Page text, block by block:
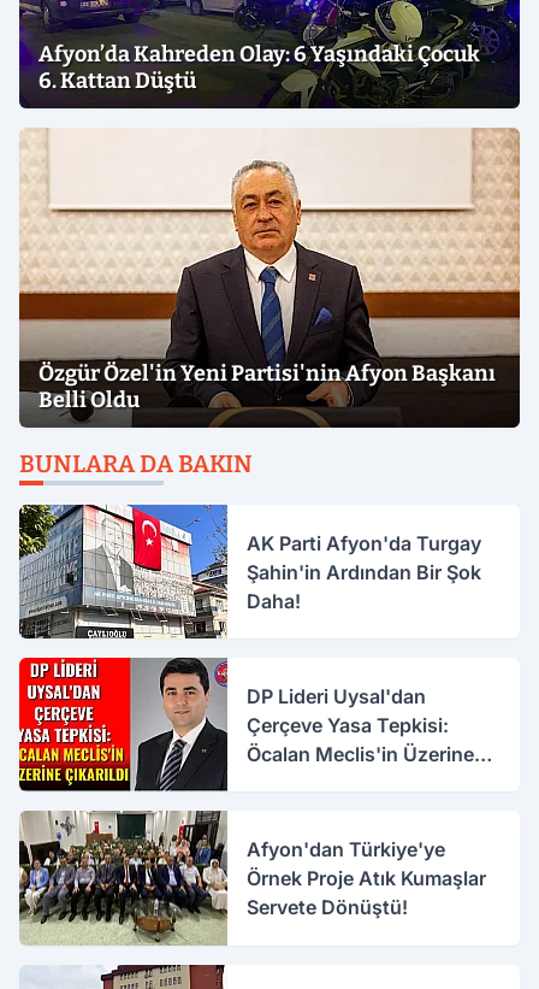
Afyon’da Kahreden Olay: 6 Yaşındaki Çocuk
6. Kattan Düştü
Özgür Özel'in Yeni Partisi'nin Afyon Başkanı
Belli Oldu
BUNLARA DA BAKIN
AK Parti Afyon'da Turgay
Şahin'in Ardından Bir Şok
Daha!
DP Lideri Uysal'dan
Çerçeve Yasa Tepkisi:
Öcalan Meclis'in Üzerine
Afyon'dan Türkiye'ye
Örnek Proje Atık Kumaşlar
Servete Dönüştü!